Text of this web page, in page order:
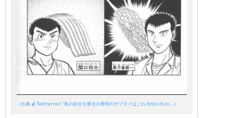
（出典 🍎 Twitterren: “私の好きな将太の寿司のサブタイはこれ https://t.co …）